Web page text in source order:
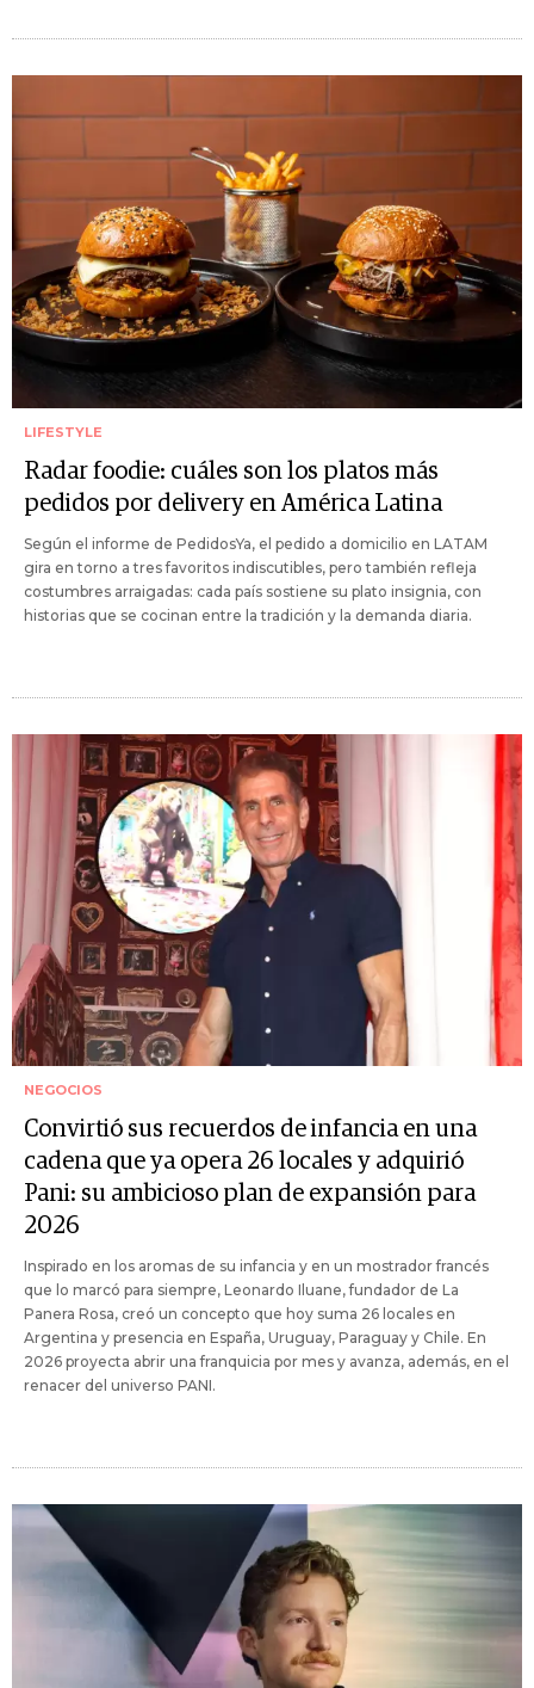
LIFESTYLE
Radar foodie: cuáles son los platos más
pedidos por delivery en América Latina
Según el informe de PedidosYa, el pedido a domicilio en LATAM
gira en torno a tres favoritos indiscutibles, pero también refleja
costumbres arraigadas: cada país sostiene su plato insignia, con
historias que se cocinan entre la tradición y la demanda diaria.
NEGOCIOS
Convirtió sus recuerdos de infancia en una
cadena que ya opera 26 locales y adquirió
Pani: su ambicioso plan de expansión para
2026
Inspirado en los aromas de su infancia y en un mostrador francés
que lo marcó para siempre, Leonardo Iluane, fundador de La
Panera Rosa, creó un concepto que hoy suma 26 locales en
Argentina y presencia en España, Uruguay, Paraguay y Chile. En
2026 proyecta abrir una franquicia por mes y avanza, además, en el
renacer del universo PANI.